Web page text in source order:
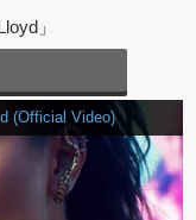
」
(Official Video)